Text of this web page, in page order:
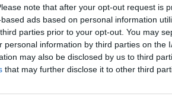
note that after your opt-out request is
ads based on personal information
parties prior to your opt-out. You may
information by third parties on the
may also be disclosed by us to third
that may further disclose it to other third